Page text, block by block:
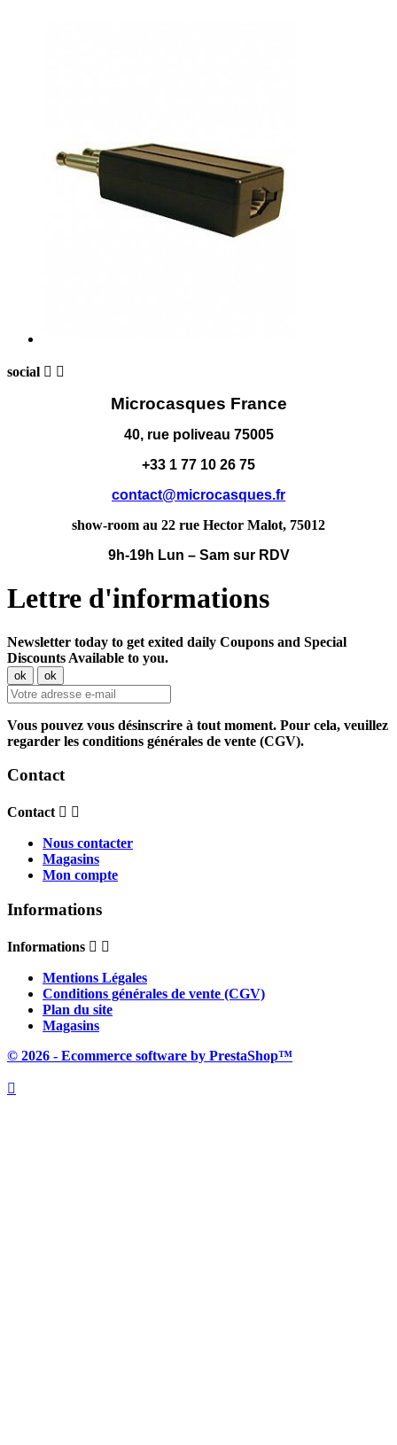
social  
Microcasques France
40, rue poliveau 75005
+33 1 77 10 26 75
contact@microcasques.fr
show-room au 22 rue Hector Malot, 75012
9h-19h Lun – Sam sur RDV
Lettre d'informations
Newsletter today to get exited daily Coupons and Special
Discounts Available to you.
Vous pouvez vous désinscrire à tout moment. Pour cela, veuillez
regarder les conditions générales de vente (CGV).
Contact
Contact  
Nous contacter
Magasins
Mon compte
Informations
Informations  
Mentions Légales
Conditions générales de vente (CGV)
Plan du site
Magasins
© 2026 - Ecommerce software by PrestaShop™
